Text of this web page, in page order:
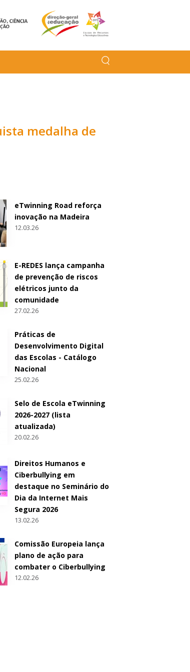
medalha de
eTwinning Road reforça
inovação na Madeira
12.03.26
E-REDES lança campanha
de prevenção de riscos
elétricos junto da
comunidade
27.02.26
Práticas de
Desenvolvimento Digital
das Escolas - Catálogo
Nacional
25.02.26
Selo de Escola eTwinning
2026-2027 (lista
atualizada)
20.02.26
Direitos Humanos e
Ciberbullying em
destaque no Seminário do
Dia da Internet Mais
Segura 2026
13.02.26
Comissão Europeia lança
plano de ação para
combater o Ciberbullying
12.02.26